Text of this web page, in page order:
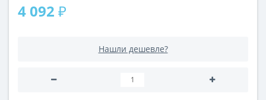
4 092 ₽
Нашли дешевле?